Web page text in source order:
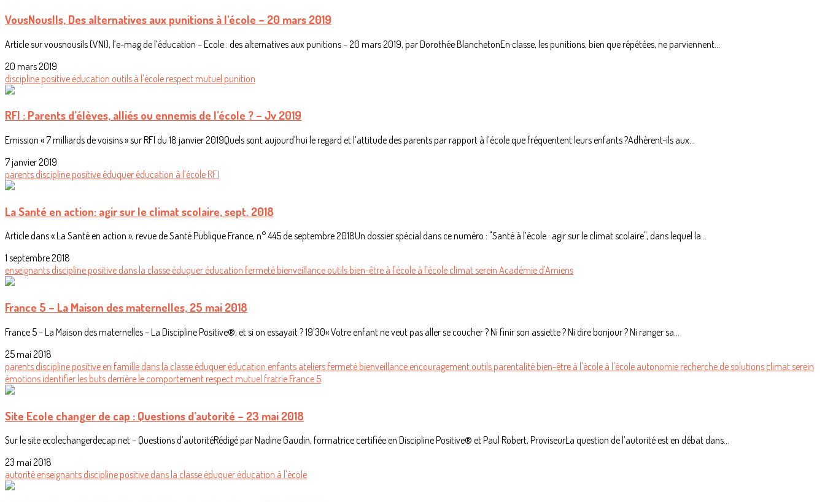
VousNousIls, Des alternatives aux punitions à l'école – 20 mars 2019
Article sur vousnousils (VNI), l’e-mag de l’éducation – Ecole : des alternatives aux punitions – 20 mars 2019, par Dorothée BlanchetonEn classe, les punitions, bien que répétées, ne parviennent...
20 mars 2019
discipline positive éducation outils à l'école respect mutuel punition
RFI : Parents d’élèves, alliés ou ennemis de l’école ? – Jv 2019
Emission « 7 milliards de voisins » sur RFI du 18 janvier 2019Quels sont aujourd’hui le regard et l’attitude des parents par rapport à l’école que fréquentent leurs enfants ?Adhèrent-ils aux...
7 janvier 2019
parents discipline positive éduquer éducation à l'école RFI
La Santé en action: agir sur le climat scolaire, sept. 2018
Article dans « La Santé en action », revue de Santé Publique France, n° 445 de septembre 2018Un dossier spécial dans ce numéro : "Santé à l’école : agir sur le climat scolaire", dans lequel la...
1 septembre 2018
enseignants discipline positive dans la classe éduquer éducation fermeté bienveillance outils bien-être à l'école à l'école climat serein Académie d'Amiens
France 5 – La Maison des maternelles, 25 mai 2018
France 5 – La Maison des maternelles – La Discipline Positive®, et si on essayait ? 19'30« Votre enfant ne veut pas aller se coucher ? Ni finir son assiette ? Ni dire bonjour ? Ni ranger sa...
25 mai 2018
parents discipline positive en famille dans la classe éduquer éducation enfants ateliers fermeté bienveillance encouragement outils parentalité bien-être à l'école à l'école autonomie recherche de solutions climat serein
émotions identifier les buts derrière le comportement respect mutuel fratrie France 5
Site Ecole changer de cap : Questions d’autorité – 23 mai 2018
Sur le site ecolechangerdecap.net – Questions d’autoritéRédigé par Nadine Gaudin, formatrice certifiée en Discipline Positive® et Paul Robert, ProviseurLa question de l’autorité est en débat dans...
23 mai 2018
autorité enseignants discipline positive dans la classe éduquer éducation à l'école